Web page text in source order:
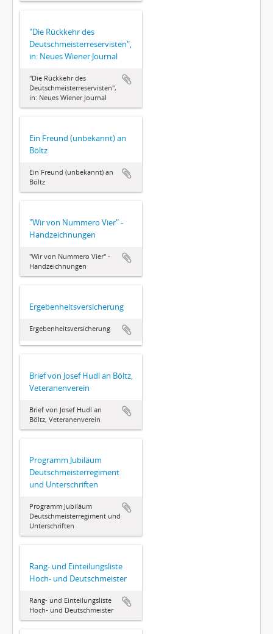
"Die Rückkehr des
Deutschmeisterreservisten",
in: Neues Wiener Journal
"Die Rückkehr des
Deutschmeisterreservisten",
in: Neues Wiener Journal
Ein Freund (unbekannt) an
Böltz
Ein Freund (unbekannt) an
Böltz
"Wir von Nummero Vier" -
Handzeichnungen
"Wir von Nummero Vier" -
Handzeichnungen
Ergebenheitsversicherung
Ergebenheitsversicherung
Brief von Josef Hudl an Böltz,
Veteranenverein
Brief von Josef Hudl an
Böltz, Veteranenverein
Programm Jubiläum
Deutschmeisterregiment
und Unterschriften
Programm Jubiläum
Deutschmeisterregiment und
Unterschriften
Rang- und Einteilungsliste
Hoch- und Deutschmeister
Rang- und Einteilungsliste
Hoch- und Deutschmeister